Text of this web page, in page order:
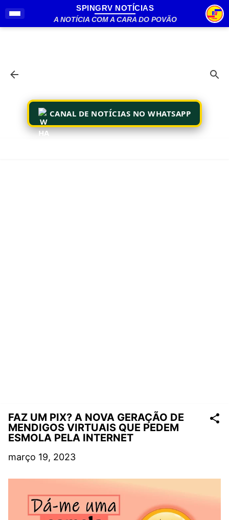
Pular para o conteúdo principal
SPINGRV NOTÍCIAS
A NOTÍCIA COM A CARA DO POVÃO
CANAL DE NOTÍCIAS NO WHATSAPP
FAZ UM PIX? A NOVA GERAÇÃO DE
MENDIGOS VIRTUAIS QUE PEDEM
ESMOLA PELA INTERNET
março 19, 2023